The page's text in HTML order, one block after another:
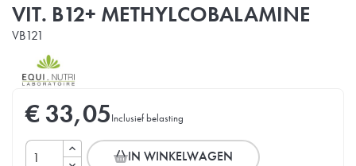
VIT. B12+ METHYLCOBALAMINE
VB121
€ 33,05Inclusief belasting
IN WINKELWAGEN